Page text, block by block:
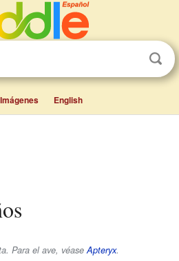
Imágenes English
Para el ave, véaseApteryx.